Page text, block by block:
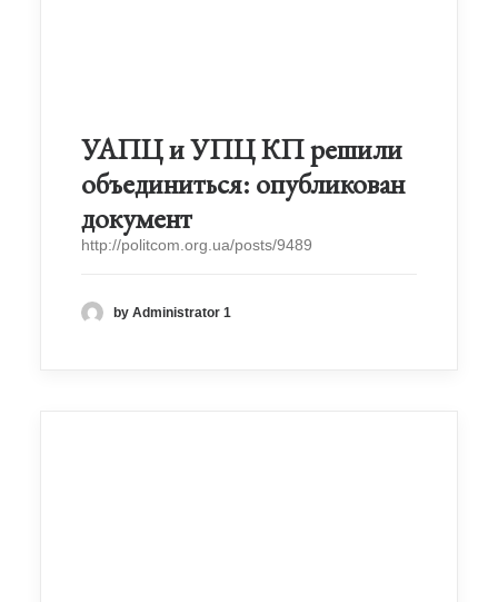
УАПЦ и УПЦ КП решили
объединиться: опубликован
документ
http://politcom.org.ua/posts/9489
by Administrator 1